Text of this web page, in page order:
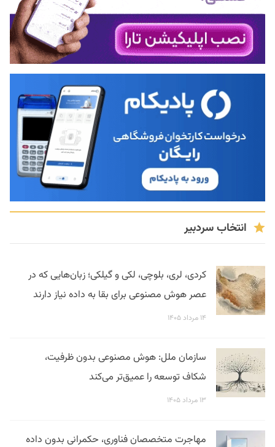
انتخاب سردبیر
کردی، لری، بلوچی، لکی و گیلکی؛ زبان‌هایی که در
عصر هوش مصنوعی برای بقا به داده نیاز دارند
۱۴ مرداد ۱۴۰۵
سازمان ملل: هوش مصنوعی بدون ظرفیت،
شکاف توسعه را عمیق‌تر می‌کند
۱۳ مرداد ۱۴۰۵
مهاجرت متخصصان فناوری، حکمرانی بدون داده